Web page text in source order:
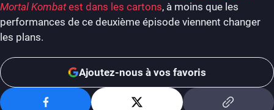
Mortal Kombatest dans les cartons, à moins que les
performances de ce deuxième épisode viennent changer
les plans.
Ajoutez-nous à vos favoris